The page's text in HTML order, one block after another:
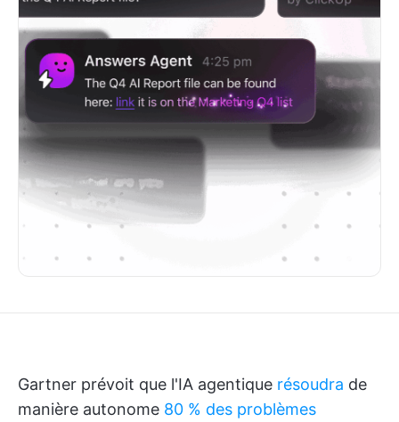
Gartner prévoit que l'IA agentique résoudra de
manière autonome 80 % des problèmes